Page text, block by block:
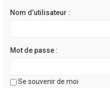
Nom d’utilisateur :
Mot de passe :
Se souvenir de moi